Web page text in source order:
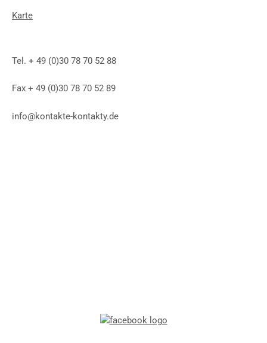
Karte
Tel. + 49 (0)30 78 70 52 88
Fax + 49 (0)30 78 70 52 89
info@kontakte-kontakty.de